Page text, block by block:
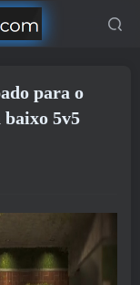
para o
5v5